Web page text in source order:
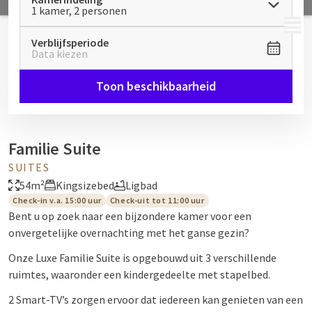
MENU
1 kamer, 2 personen
Verblijfsperiode
Data kiezen
Toon beschikbaarheid
Familie Suite
SUITES
54m²
Kingsizebed Ligbad
Check-in v.a. 15:00 uur Check-uit tot 11:00 uur
Bent u op zoek naar een bijzondere kamer voor een
onvergetelijke overnachting met het ganse gezin?
Onze Luxe Familie Suite is opgebouwd uit 3 verschillende
ruimtes, waaronder een kindergedeelte met stapelbed.
2 Smart-TV’s zorgen ervoor dat iedereen kan genieten van een